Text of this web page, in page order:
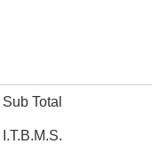
Sub Total
I.T.B.M.S.